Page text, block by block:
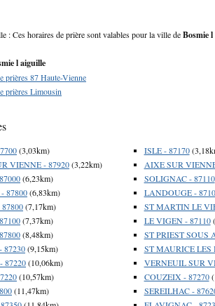
: Ces horaires de prière sont valables pour la ville deBosmie
l aiguille
prières 87 Haute-Vienne
prières Limousin
(3,03km)
VIENNE - 87920(3,22km)
(6,23km)
87800(6,83km)
(7,17km)
(7,37km)
(8,48km)
87230(9,15km)
87220(10,06km)
(10,57km)
(11,47km)
ISLE - 87170
AIXE SUR
SOLIGNAC - 87110
LANDOUGE -
ST MARTIN LE
LE VIGEN - 87110
ST PRIEST SOUS
ST MAURICE LES
VERNEUIL SUR
COUZEIX - 87270
SEREILHAC -